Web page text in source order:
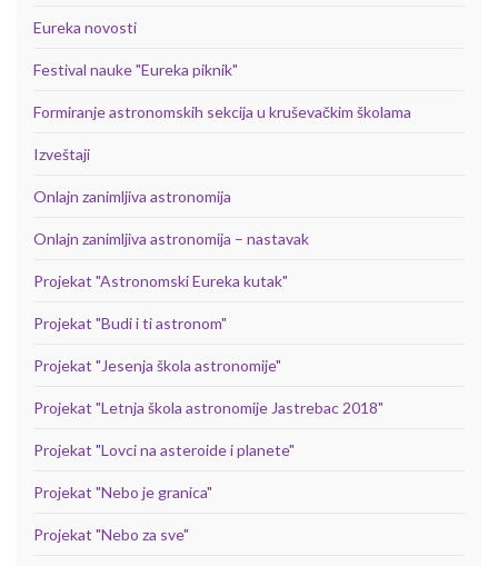
Eureka novosti
Festival nauke "Eureka piknik"
Formiranje astronomskih sekcija u kruševačkim školama
Izveštaji
Onlajn zanimljiva astronomija
Onlajn zanimljiva astronomija – nastavak
Projekat "Astronomski Eureka kutak"
Projekat "Budi i ti astronom"
Projekat "Jesenja škola astronomije"
Projekat "Letnja škola astronomije Jastrebac 2018"
Projekat "Lovci na asteroide i planete"
Projekat "Nebo je granica"
Projekat "Nebo za sve"